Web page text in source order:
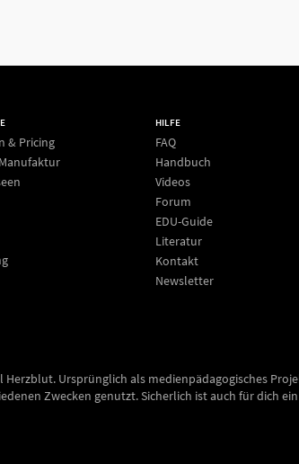
& Pricing
HILFE
FAQ
Handbuch
Videos
Forum
EDU-Guide
Literatur
Kontakt
Newsletter
Ursprünglich als medienpädagogisches
Zwecken genutzt. Sicherlich ist auch für dich